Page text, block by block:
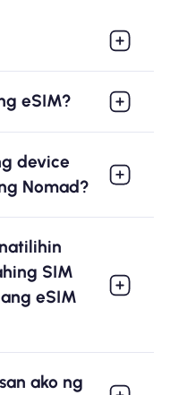
eSIM?
device
Nomad?
SIM
eSIM
ako ng